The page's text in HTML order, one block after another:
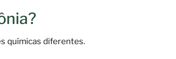
químicas diferentes.